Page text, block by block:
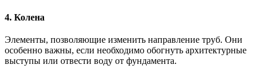
4. Колена
Элементы, позволяющие изменить направление труб. Они
особенно важны, если необходимо обогнуть архитектурные
выступы или отвести воду от фундамента.